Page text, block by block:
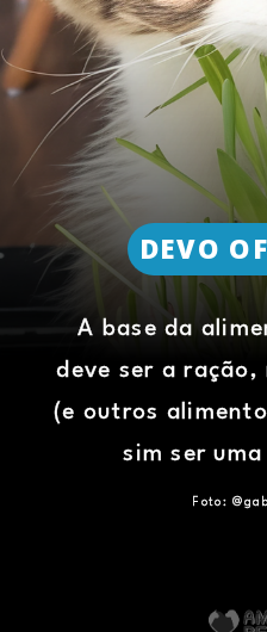
Foto:
A base da
deve ser a ração,
(e outros
sim ser
DEVO